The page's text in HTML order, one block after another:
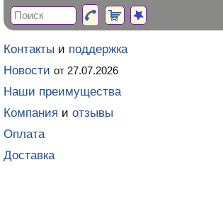
Контакты и поддержка
Новости от 27.07.2026
Наши преимущества
Компания и отзывы
Оплата
Доставка